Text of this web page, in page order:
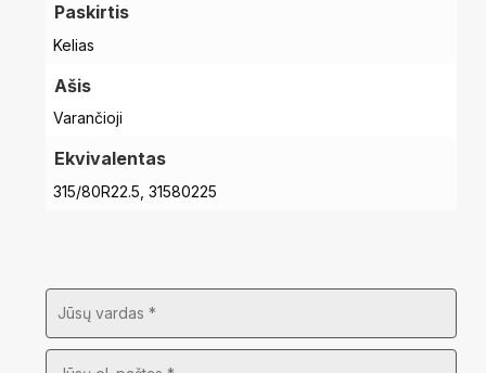
Paskirtis
Kelias
Ašis
Varančioji
Ekvivalentas
315/80R22.5, 31580225